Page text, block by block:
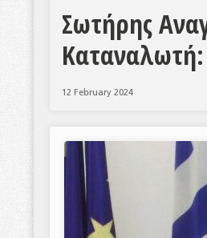
Σωτήρης
Καταναλωτή:
12 February 2024